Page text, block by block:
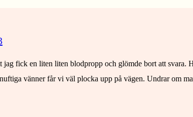
jag fick en liten liten blodpropp och glömde bort att
vänner får vi väl plocka upp på vägen. Undrar om